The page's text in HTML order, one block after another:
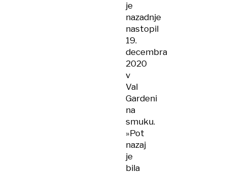
je
nazadnje
nastopil
19.
decembra
2020
v
Val
Gardeni
na
smuku.
»Pot
nazaj
je
bila